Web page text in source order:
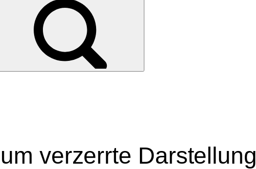
verzerrte Darstellung